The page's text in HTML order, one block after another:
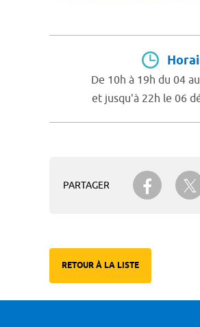
De 10h à 19h du 04
et jusqu'à 22h le 06
PARTAGER
RETOUR À LA LISTE